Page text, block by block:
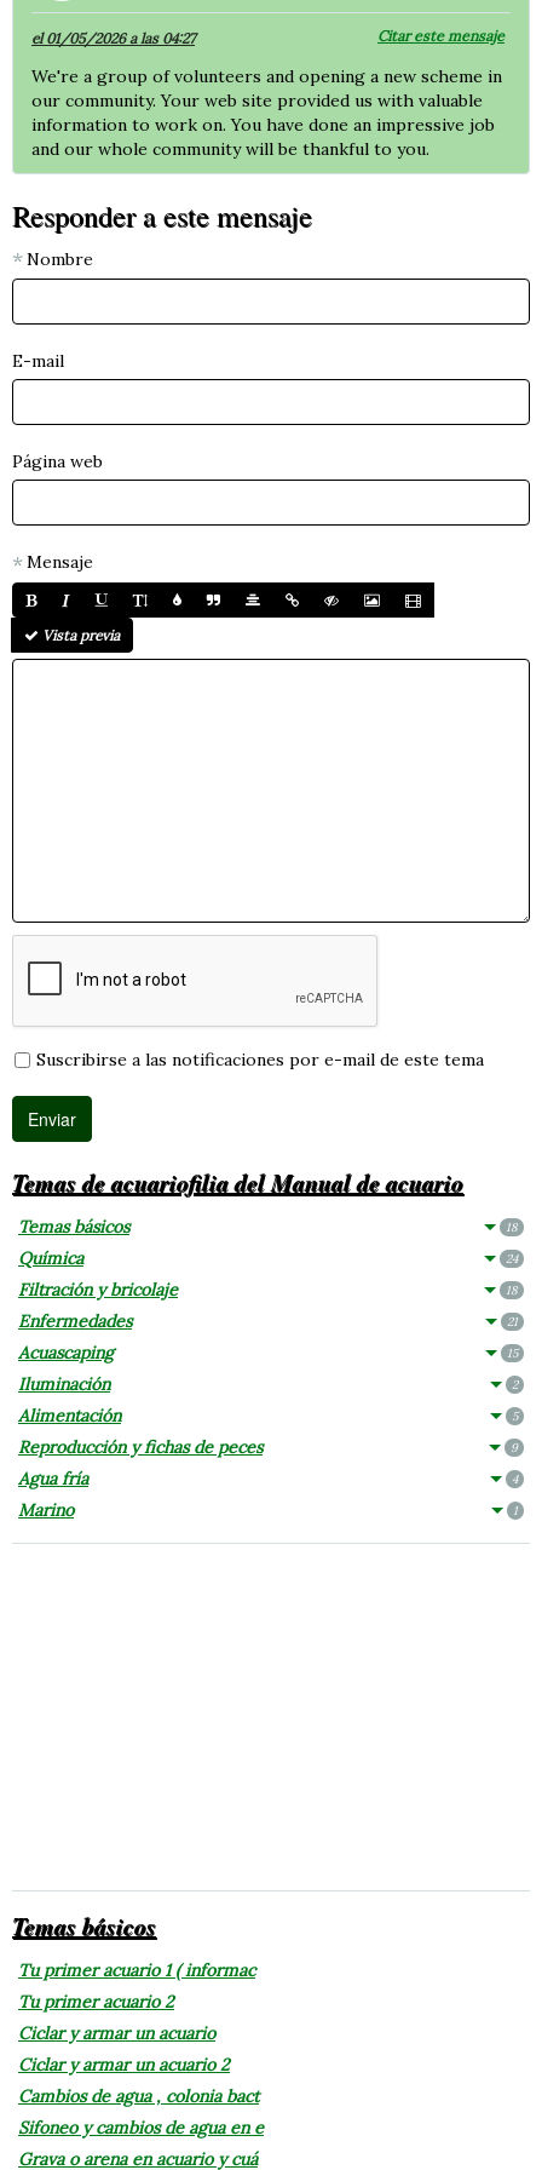
el 01/05/2026 a las 04:27 Citar este mensaje
We're a group of volunteers and opening a new scheme in
our community. Your web site provided us with valuable
information to work on. You have done an impressive job
and our whole community will be thankful to you.
Responder a este mensaje
Nombre
E-mail
Página web
Mensaje
Vista previa
Suscribirse a las notificaciones por e-mail de este tema
Temas de acuariofilia del Manual de acuario
Temas básicos 18
Química 24
Filtración y bricolaje 18
Enfermedades 21
Acuascaping 15
Iluminación 2
Alimentación 5
Reproducción y fichas de peces 9
Agua fría 4
Marino 1
Temas básicos
Tu primer acuario 1 ( informac
Tu primer acuario 2
Ciclar y armar un acuario
Ciclar y armar un acuario 2
Cambios de agua , colonia bact
Sifoneo y cambios de agua en e
Grava o arena en acuario y cuá